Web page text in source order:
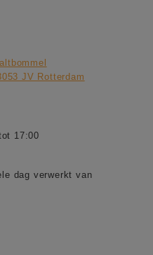
JV Rotterdam
17:00
dag verwerkt van